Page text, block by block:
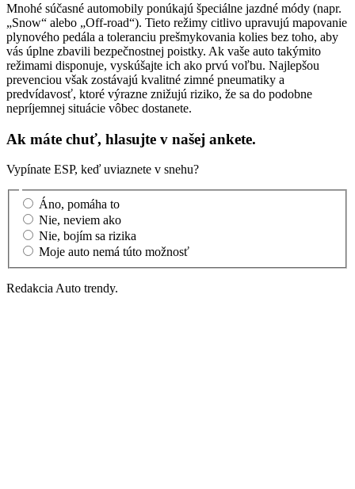
Mnohé súčasné automobily ponúkajú špeciálne jazdné módy (napr.
„Snow“ alebo „Off-road“). Tieto režimy citlivo upravujú mapovanie
plynového pedála a toleranciu prešmykovania kolies bez toho, aby
vás úplne zbavili bezpečnostnej poistky. Ak vaše auto takýmito
režimami disponuje, vyskúšajte ich ako prvú voľbu. Najlepšou
prevenciou však zostávajú kvalitné zimné pneumatiky a
predvídavosť, ktoré výrazne znižujú riziko, že sa do podobne
nepríjemnej situácie vôbec dostanete.
Ak máte chuť, hlasujte v našej ankete.
Vypínate ESP, keď uviaznete v snehu?
Áno, pomáha to
Nie, neviem ako
Nie, bojím sa rizika
Moje auto nemá túto možnosť
Redakcia Auto trendy.